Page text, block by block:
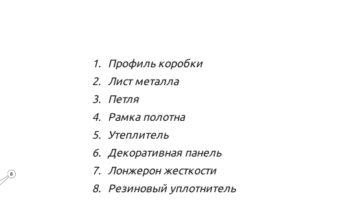
Профиль коробки
Лист металла
Петля
Рамка полотна
Утеплитель
Декоративная панель
Лонжерон жесткости
Резиновый уплотнитель